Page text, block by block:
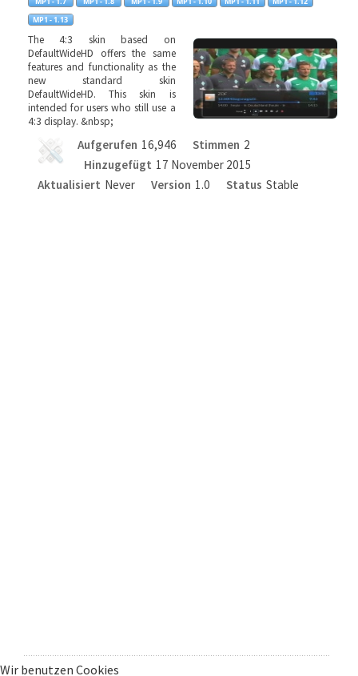
The 4:3 skin based on
DefaultWideHD offers the same
features and functionality as the
new standard skin
DefaultWideHD. This skin is
intended for users who still use a
4:3 display. &nbsp;
Aufgerufen 16,946 Stimmen 2
Hinzugefügt 17 November 2015
Aktualisiert Never Version 1.0 Status Stable
Wir benutzen Cookies